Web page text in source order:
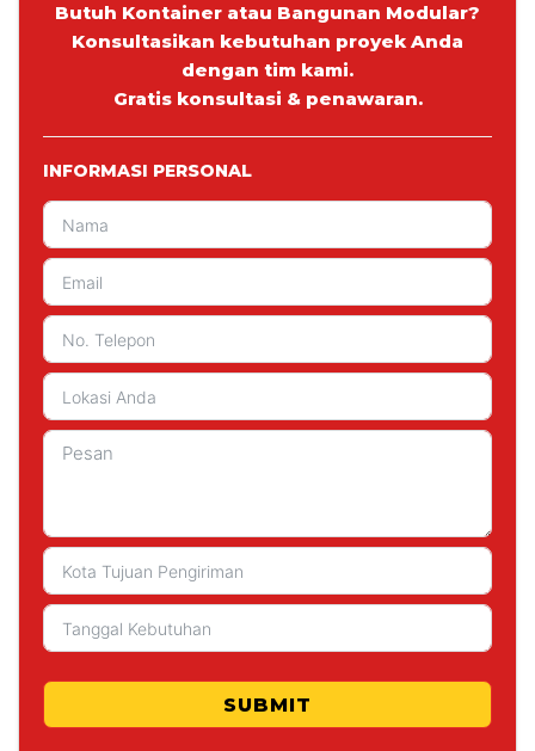
Butuh Kontainer atau Bangunan Modular?
Konsultasikan kebutuhan proyek Anda
dengan tim kami.
Gratis konsultasi & penawaran.
INFORMASI PERSONAL
SUBMIT